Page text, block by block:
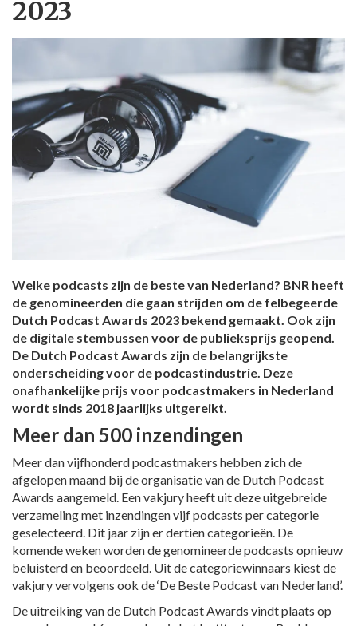
2023
Welke podcasts zijn de beste van Nederland? BNR heeft
de genomineerden die gaan strijden om de felbegeerde
Dutch Podcast Awards 2023 bekend gemaakt. Ook zijn
de digitale stembussen voor de publieksprijs geopend.
De Dutch Podcast Awards zijn de belangrijkste
onderscheiding voor de podcastindustrie. Deze
onafhankelijke prijs voor podcastmakers in Nederland
wordt sinds 2018 jaarlijks uitgereikt.
Meer dan 500 inzendingen
Meer dan vijfhonderd podcastmakers hebben zich de
afgelopen maand bij de organisatie van de Dutch Podcast
Awards aangemeld. Een vakjury heeft uit deze uitgebreide
verzameling met inzendingen vijf podcasts per categorie
geselecteerd. Dit jaar zijn er dertien categorieën. De
komende weken worden de genomineerde podcasts opnieuw
beluisterd en beoordeeld. Uit de categoriewinnaars kiest de
vakjury vervolgens ook de ‘De Beste Podcast van Nederland’.
De uitreiking van de Dutch Podcast Awards vindt plaats op